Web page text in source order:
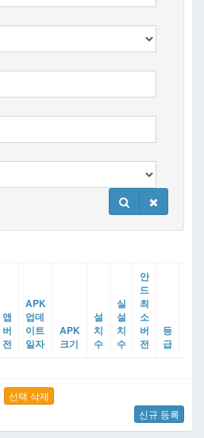
앱
버
전
APK
업데
이트
일자
APK
크기
설
치
수
실
설
치
수
안
드
최
소
버
전
등
급
신규 등록